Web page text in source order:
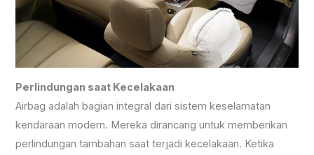
Perlindungan saat Kecelakaan
Airbag adalah bagian integral dari sistem keselamatan
kendaraan modern. Mereka dirancang untuk memberikan
perlindungan tambahan saat terjadi kecelakaan. Ketika